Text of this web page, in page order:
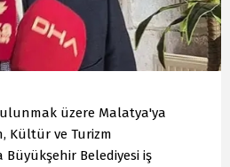
üzere Malatya'ya
Kültür ve Turizm
Büyükşehir Belediyesi iş